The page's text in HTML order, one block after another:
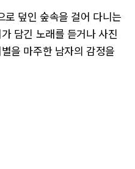
로 덮인 숲속을 걸어 다니는
담긴 노래를 듣거나 사진
을 마주한 남자의 감정을